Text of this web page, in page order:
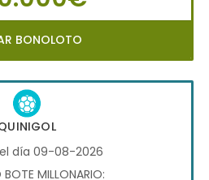
BONOLOTO
día 09-08-2026
MILLONARIO: